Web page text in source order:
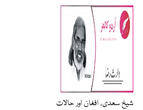
شیخ سعدی، افغان اور حالات